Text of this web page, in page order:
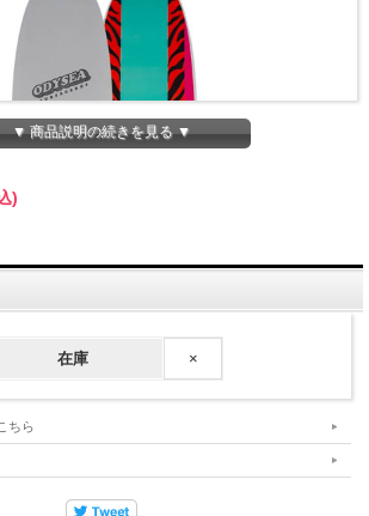
ミッドレングス オディシー ログ カ
▼ 商品説明の続きを見る ▼
)
在庫 ×
ちら